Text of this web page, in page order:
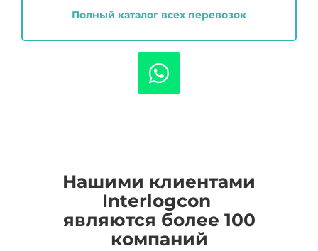
Полный каталог всех перевозок
Нашими клиентами
Interlogcon
являются более 100
компаний